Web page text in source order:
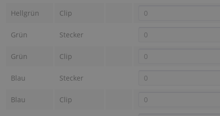
Hellgrün Clip
Grün Stecker
Grün Clip
Blau Stecker
Blau Clip